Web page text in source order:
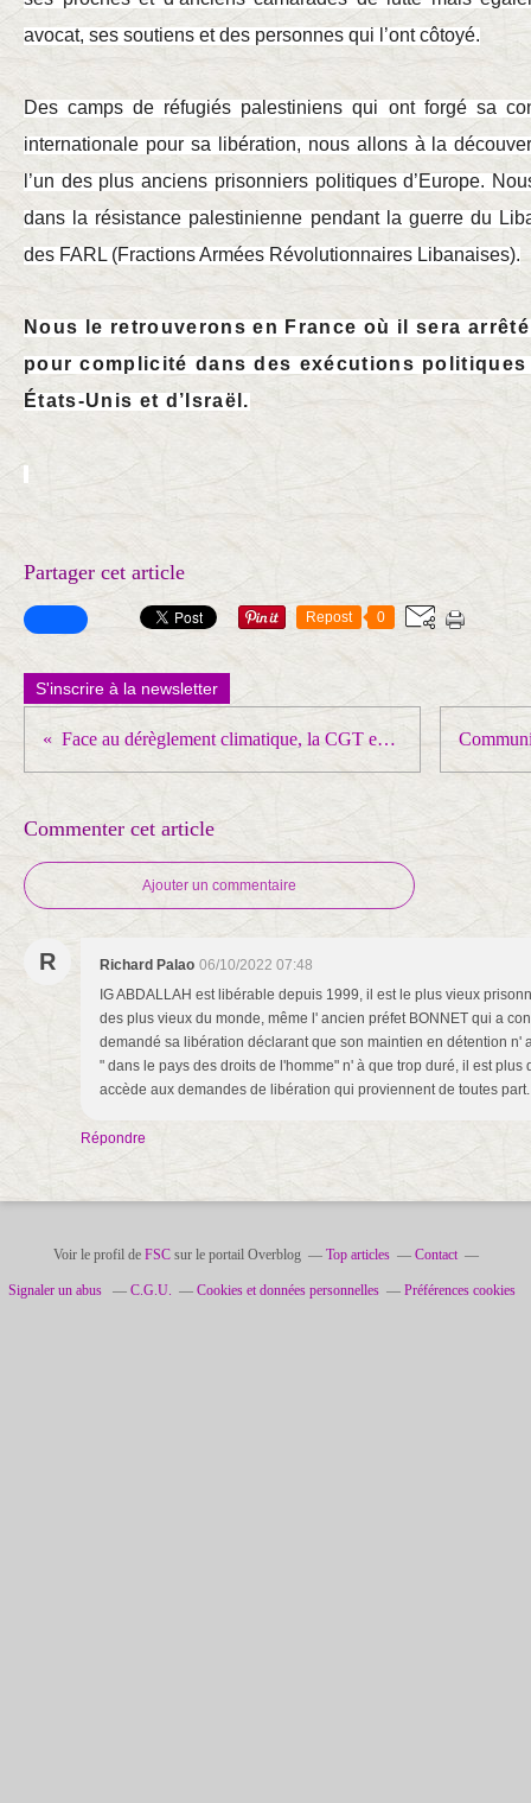
avocat, ses soutiens et des personnes qui l’ont côtoyé.
Des camps de réfugiés palestiniens qui ont forgé sa
internationale pour sa libération, nous allons à la
l’un des plus anciens prisonniers politiques d’Europe.
dans la résistance palestinienne pendant la guerre du
des FARL (Fractions Armées Révolutionnaires Libanaises).
Nous le retrouverons en France où il sera
pour complicité dans des exécutions
États-Unis et d’Israël.
Partager cet article
Repost 0
S'inscrire à la newsletter
Face au dérèglement climatique, la CGT exige des moyens pour renforcer les services publics
Commenter cet article
Ajouter un commentaire
R Richard Palao 06/10/2022 07:48
IG ABDALLAH est libérable depuis 1999, il est le plus vieux
des plus vieux du monde, même l' ancien préfet BONNET qui a
demandé sa libération déclarant que son maintien en détention n'
" dans le pays des droits de l'homme" n' à que trop duré, il est plus
accède aux demandes de libération qui proviennent de toutes
Répondre
Voir le profil de FSCsur le portail Overblog Top articles Contact
Signaler un abus C.G.U. Cookies et données personnelles Préférences cookies